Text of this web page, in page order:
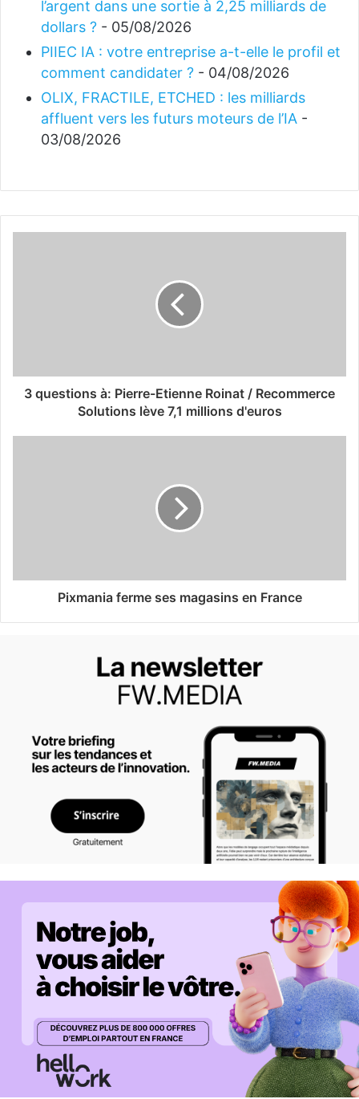
l’argent dans une sortie à 2,25 milliards de
dollars ? - 05/08/2026
PIIEC IA : votre entreprise a-t-elle le profil et
comment candidater ? - 04/08/2026
OLIX, FRACTILE, ETCHED : les milliards
affluent vers les futurs moteurs de l’IA -
03/08/2026
3 questions à: Pierre-Etienne Roinat / Recommerce
Solutions lève 7,1 millions d'euros
Pixmania ferme ses magasins en France